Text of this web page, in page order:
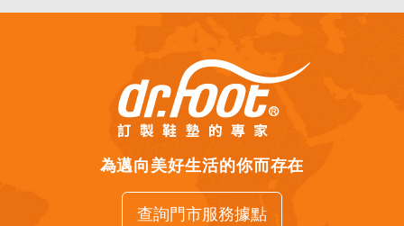
為邁向美好生活的你而存在
查詢門市服務據點